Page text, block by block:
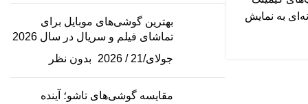
به نمایش
بهترین گوشی‌های موبایل برای
تماشای فیلم و سریال در سال 2026
جولای/21 / 2026
بدون نظر
مقایسه گوشی‌های تاشو؛ آینده